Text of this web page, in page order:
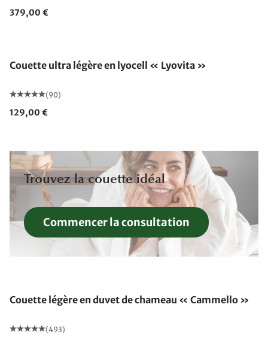
379,00 €
Couette ultra légère en lyocell « Lyovita »
(90)
129,00 €
Trouvez la couette idéal
Commencer la consultation
Couette légère en duvet de chameau « Cammello »
(493)